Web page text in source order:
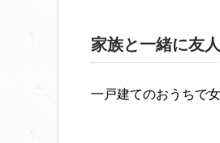
家族と一緒に友
一戸建てのおうちで